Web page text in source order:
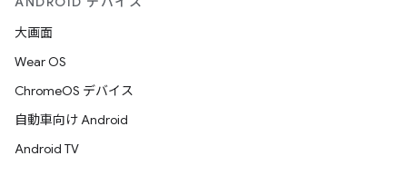
大画面
Wear OS
ChromeOS デバイス
自動車向け Android
Android TV